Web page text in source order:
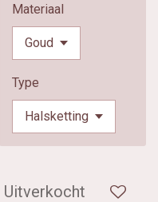
Materiaal
Type
Uitverkocht